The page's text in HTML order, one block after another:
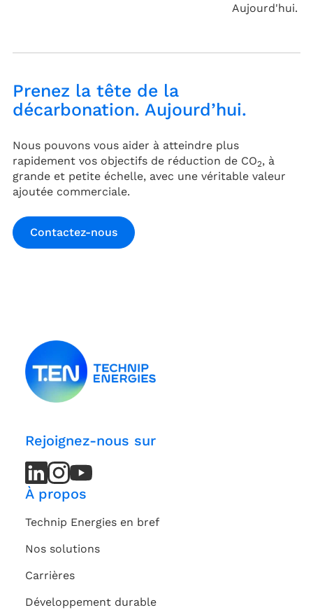
Aujourd'hui.
Prenez la tête de la
décarbonation. Aujourd’hui.
Nous pouvons vous aider à atteindre plus
rapidement vos objectifs de réduction de CO2, à
grande et petite échelle, avec une véritable valeur
ajoutée commerciale.
Contactez-nous
Rejoignez-nous sur
LinkedIn
LinkedIn
Instagram
Instagram
Youtube
Channel
À propos
Technip Energies en bref
Nos solutions
Carrières
Développement durable